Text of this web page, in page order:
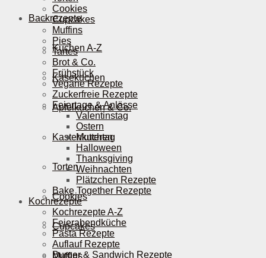
Backrezepte
Kuchen A-Z
Käsekuchen
Apfelkuchen & Co.
Kastenkuchen
Torten
Cookies
Cupcakes
Muffins
Cookies
Cupcakes
Muffins
Pies
Tartes
Brot & Co.
Frühstück
Vegane Rezepte
Zuckerfreie Rezepte
Feiertage & Anlässe
Valentinstag
Ostern
Muttertag
Halloween
Thanksgiving
Weihnachten
Plätzchen Rezepte
Bake Together Rezepte
Kochrezepte
Kochrezepte A-Z
Feierabendküche
Pasta Rezepte
Auflauf Rezepte
Burger & Sandwich Rezepte